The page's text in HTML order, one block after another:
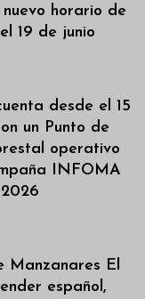
horario de
19 de junio
desde el 15
un Punto de
operativo
INFOMA
2026
Manzanares El
español,